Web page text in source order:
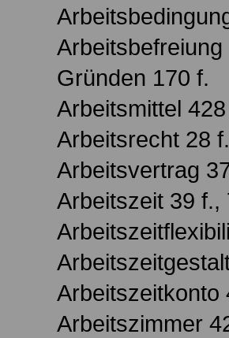
Gründen 170 f.
Arbeitsmittel 428
Arbeitsrecht 28 f.
Arbeitsvertrag
Arbeitszeit 39 f.,
Arbeitszeitkonto
Arbeitszimmer